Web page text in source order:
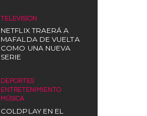
TELEVISIÓN
NETFLIX TRAERÁ A
MAFALDA DE VUELTA
COMO UNA NUEVA
SERIE
DEPORTES
ENTRETENIMIENTO
MÚSICA
COLDPLAY EN EL